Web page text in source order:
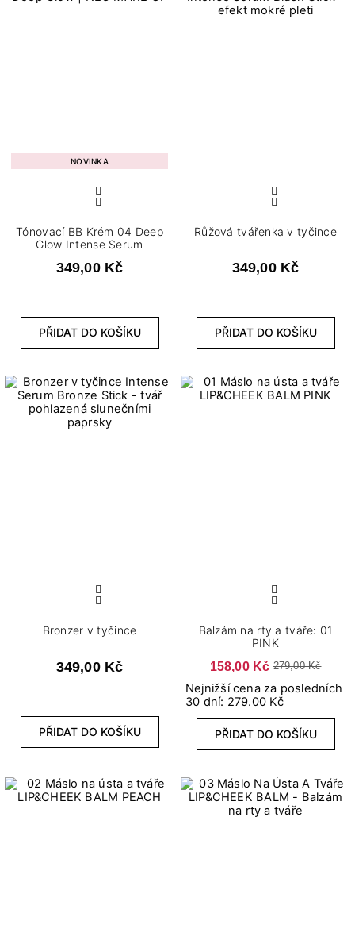
NOVINKA
Tónovací BB Krém 04 Deep
Glow Intense Serum
349,00 Kč
PŘIDAT DO KOŠÍKU
Růžová tvářenka v tyčince
349,00 Kč
PŘIDAT DO KOŠÍKU
Bronzer v tyčince
349,00 Kč
PŘIDAT DO KOŠÍKU
Balzám na rty a tváře: 01
PINK
158,00 Kč 279,00 Kč
Nejnižší cena za posledních
30 dní: 279.00 Kč
PŘIDAT DO KOŠÍKU